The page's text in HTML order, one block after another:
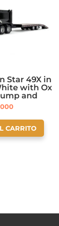
Star 49X in
with Ox
and
Trailer
CARRITO